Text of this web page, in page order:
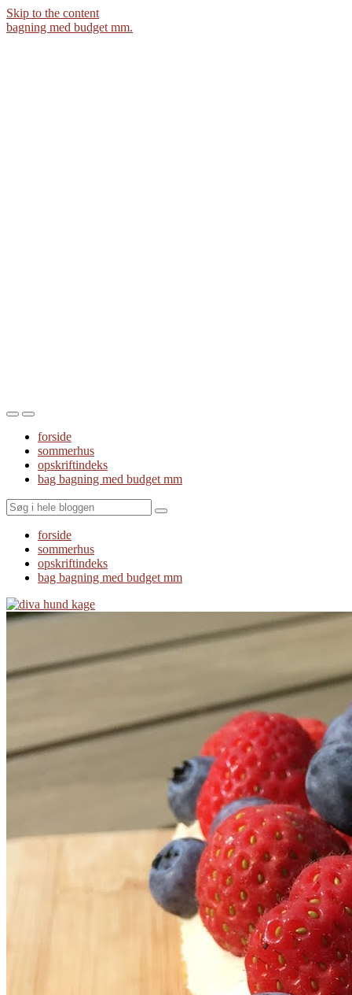
Skip to the content
bagning med budget mm.
Toggle
mobile
menu
Toggle
the
search
field
forside
sommerhus
opskriftindeks
bag bagning med budget mm
Search
forside
sommerhus
opskriftindeks
bag bagning med budget mm